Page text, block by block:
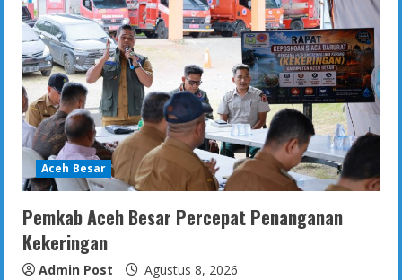
Aceh Besar
Pemkab Aceh Besar Percepat Penanganan
Kekeringan
Admin Post Agustus 8, 2026